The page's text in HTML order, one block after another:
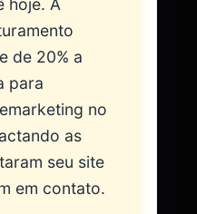
de 20% a
para
no
as
seu site
em contato.